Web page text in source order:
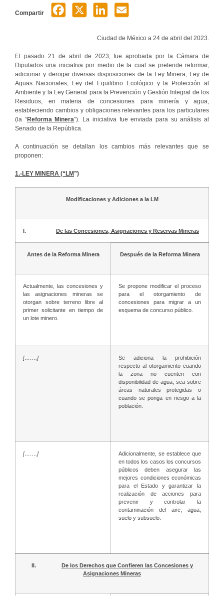
Compartir
Ciudad de México a 24 de abril del 2023.
El pasado 21 de abril de 2023, fue aprobada por la Cámara de
Diputados una iniciativa por medio de la cual se pretende reformar,
adicionar y derogar diversas disposiciones de la Ley Minera, Ley de
Aguas Nacionales, Ley del Equilibrio Ecológico y la Protección al
Ambiente y la Ley General para la Prevención y Gestión Integral de los
Residuos, en materia de concesiones para minería y agua,
estableciendo cambios y obligaciones relevantes para los particulares
(la “Reforma Minera”). La iniciativa fue enviada para su análisis al
Senado de la República.
A continuación se detallan los cambios más relevantes que se
proponen:
1.-LEY MINERA (“LM”)
Modificaciones y Adiciones a la LM
I. De las Concesiones, Asignaciones y Reservas Mineras
Antes de la Reforma Minera Después de la Reforma Minera
Actualmente, las concesiones y
las asignaciones mineras se
otorgan sobre terreno libre al
primer solicitante en tiempo de
un lote minero.
Se propone modificar el proceso
para el otorgamiento de
concesiones para migrar a un
esquema de concurso público.
[…….]
Se adiciona la prohibición
respecto al otorgamiento cuando
la zona no cuenten con
disponibilidad de agua, sea sobre
áreas naturales protegidas o
cuando se ponga en riesgo a la
población.
[…….]
Adicionalmente, se establece que
en todos los casos los concursos
públicos deben asegurar las
mejores condiciones económicas
para el Estado y garantizar la
realización de acciones para
prevenir y controlar la
contaminación del aire, agua,
suelo y subsuelo.
II. De los Derechos que Confieren las Concesiones y
Asignaciones Mineras